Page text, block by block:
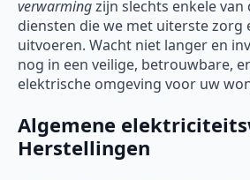
verwarmingzijn slechts enkele van
diensten die we met uiterste
uitvoeren. Wacht niet langer en
nog in een veilige, betrouwbare,
elektrische omgeving voor uw
Algemene
Herstellingen